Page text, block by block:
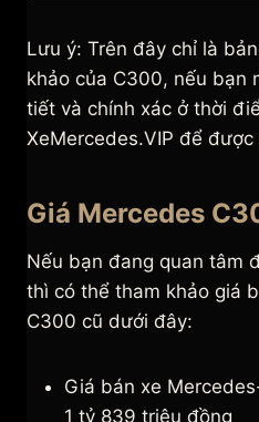
Lưu ý: Trên đây chỉ là
khảo của C300, nếu bạn
tiết và chính xác ở thời
XeMercedes.VIP để
Giá Mercedes
Nếu bạn đang quan tâm
thì có thể tham khảo giá
C300 cũ dưới đây:
Giá bán xe
1 tỷ 839 triệu đồng